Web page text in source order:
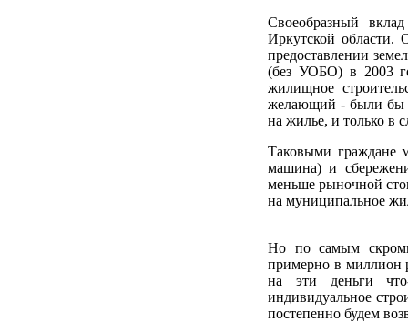
Своеобразный
Иркутской области.
предоставлении
(без УОБО) в 2003
жилищное
желающий - были бы
на жилье, и только в
Таковыми граждане
машина) и
меньше рыночной
на муниципальное
Но по самым
примерно в миллион
на эти деньги
индивидуальное
постепенно будем